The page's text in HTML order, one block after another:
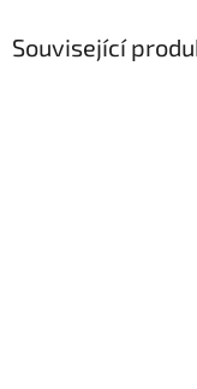
Související